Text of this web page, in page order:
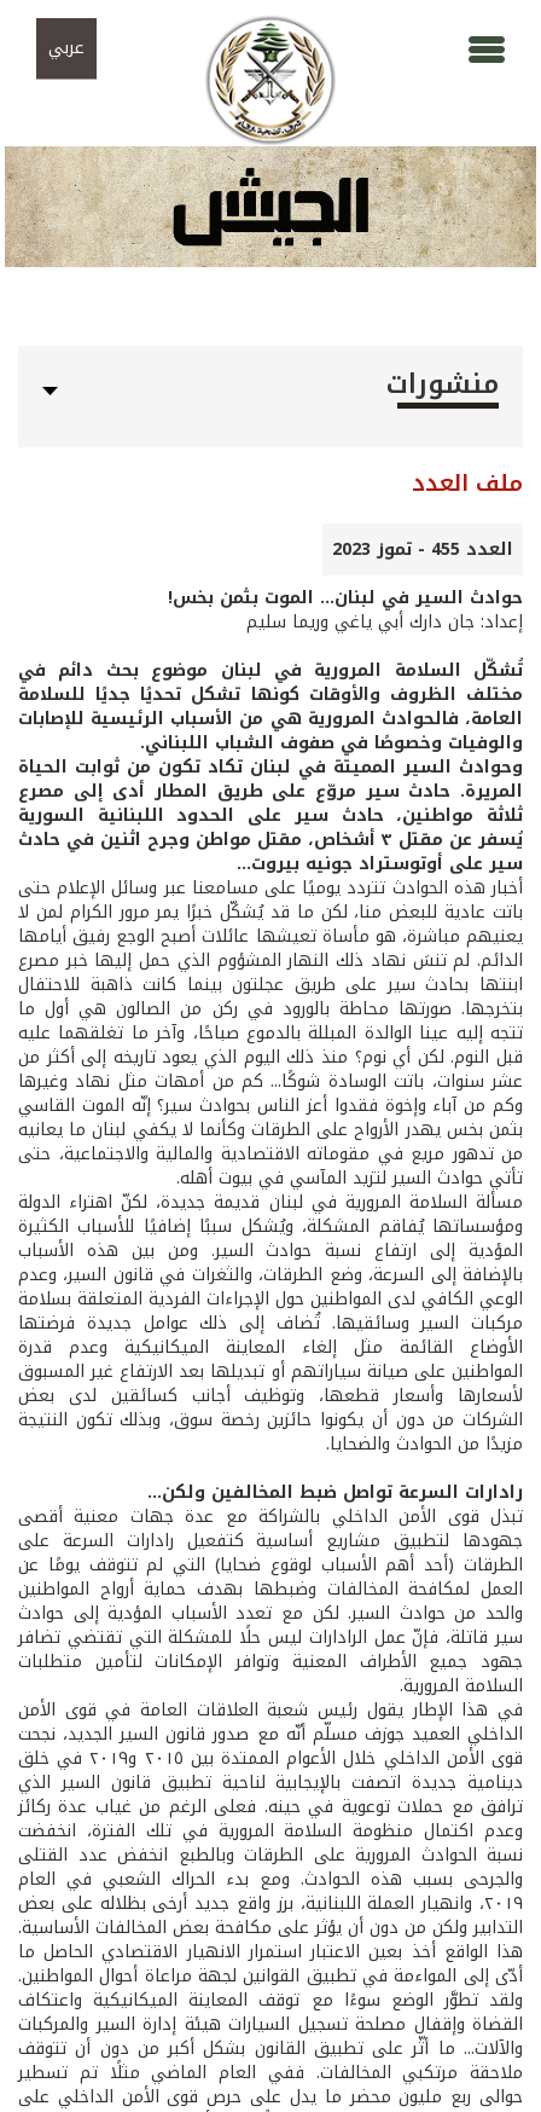
عربي
منشورات
ملف العدد
العدد 455 - تموز 2023
حوادث السير في لبنان... الموت بثمن بخس!
إعداد: جان دارك أبي ياغي وريما سليم
تُشكّل السلامة المرورية في لبنان موضوع بحث دائم في
مختلف الظروف والأوقات كونها تشكل تحديًا جديًا للسلامة
العامة، فالحوادث المرورية هي من الأسباب الرئيسية للإصابات
والوفيات وخصوصًا في صفوف الشباب اللبناني.
وحوادث السير المميتة في لبنان تكاد تكون من ثوابت الحياة
المريرة. حادث سير مروّع على طريق المطار أدى إلى مصرع
ثلاثة مواطنين، حادث سير على الحدود اللبنانية السورية
يُسفر عن مقتل ٣ أشخاص، مقتل مواطن وجرح اثنين في حادث
سير على أوتوستراد جونيه بيروت...
أخبار هذه الحوادث تتردد يوميًا على مسامعنا عبر وسائل الإعلام حتى
باتت عادية للبعض منا، لكن ما قد يُشكّل خبرًا يمر مرور الكرام لمن لا
يعنيهم مباشرة، هو مأساة تعيشها عائلات أصبح الوجع رفيق أيامها
الدائم. لم تنسَ نهاد ذلك النهار المشؤوم الذي حمل إليها خبر مصرع
ابنتها بحادث سير على طريق عجلتون بينما كانت ذاهبة للاحتفال
بتخرجها. صورتها محاطة بالورود في ركن من الصالون هي أول ما
تتجه إليه عينا الوالدة المبللة بالدموع صباحًا، وآخر ما تغلقهما عليه
قبل النوم. لكن أي نوم؟ منذ ذلك اليوم الذي يعود تاريخه إلى أكثر من
عشر سنوات، باتت الوسادة شوكًا... كم من أمهات مثل نهاد وغيرها
وكم من آباء وإخوة فقدوا أعز الناس بحوادث سير؟ إنّه الموت القاسي
بثمن بخس يهدر الأرواح على الطرقات وكأنما لا يكفي لبنان ما يعانيه
من تدهور مريع في مقوماته الاقتصادية والمالية والاجتماعية، حتى
تأتي حوادث السير لتزيد المآسي في بيوت أهله.
مسألة السلامة المرورية في لبنان قديمة جديدة، لكنّ اهتراء الدولة
ومؤسساتها يُفاقم المشكلة، ويُشكل سببًا إضافيًا للأسباب الكثيرة
المؤدية إلى ارتفاع نسبة حوادث السير. ومن بين هذه الأسباب
بالإضافة إلى السرعة، وضع الطرقات، والثغرات في قانون السير، وعدم
الوعي الكافي لدى المواطنين حول الإجراءات الفردية المتعلقة بسلامة
مركبات السير وسائقيها. تُضاف إلى ذلك عوامل جديدة فرضتها
الأوضاع القائمة مثل إلغاء المعاينة الميكانيكية وعدم قدرة
المواطنين على صيانة سياراتهم أو تبديلها بعد الارتفاع غير المسبوق
لأسعارها وأسعار قطعها، وتوظيف أجانب كسائقين لدى بعض
الشركات من دون أن يكونوا حائزين رخصة سوق، وبذلك تكون النتيجة
مزيدًا من الحوادث والضحايا.
رادارات السرعة تواصل ضبط المخالفين ولكن...
تبذل قوى الأمن الداخلي بالشراكة مع عدة جهات معنية أقصى
جهودها لتطبيق مشاريع أساسية كتفعيل رادارات السرعة على
الطرقات (أحد أهم الأسباب لوقوع ضحايا) التي لم تتوقف يومًا عن
العمل لمكافحة المخالفات وضبطها بهدف حماية أرواح المواطنين
والحد من حوادث السير. لكن مع تعدد الأسباب المؤدية إلى حوادث
سير قاتلة، فإنّ عمل الرادارات ليس حلًا للمشكلة التي تقتضي تضافر
جهود جميع الأطراف المعنية وتوافر الإمكانات لتأمين متطلبات
السلامة المرورية.
في هذا الإطار يقول رئيس شعبة العلاقات العامة في قوى الأمن
الداخلي العميد جوزف مسلّم أنّه مع صدور قانون السير الجديد، نجحت
قوى الأمن الداخلي خلال الأعوام الممتدة بين ٢٠١٥ و٢٠١٩ في خلق
دينامية جديدة اتصفت بالإيجابية لناحية تطبيق قانون السير الذي
ترافق مع حملات توعوية في حينه. فعلى الرغم من غياب عدة ركائز
وعدم اكتمال منظومة السلامة المرورية في تلك الفترة، انخفضت
نسبة الحوادث المرورية على الطرقات وبالطبع انخفض عدد القتلى
والجرحى بسبب هذه الحوادث. ومع بدء الحراك الشعبي في العام
٢٠١٩، وانهيار العملة اللبنانية، برز واقع جديد أرخى بظلاله على بعض
التدابير ولكن من دون أن يؤثر على مكافحة بعض المخالفات الأساسية.
هذا الواقع أخذ بعين الاعتبار استمرار الانهيار الاقتصادي الحاصل ما
أدّى إلى المواءمة في تطبيق القوانين لجهة مراعاة أحوال المواطنين.
ولقد تطوَّر الوضع سوءًا مع توقف المعاينة الميكانيكية واعتكاف
القضاة وإقفال مصلحة تسجيل السيارات هيئة إدارة السير والمركبات
والآلات... ما أثّر على تطبيق القانون بشكل أكبر من دون أن تتوقف
ملاحقة مرتكبي المخالفات. ففي العام الماضي مثلًا تم تسطير
حوالى ربع مليون محضر ما يدل على حرص قوى الأمن الداخلي على